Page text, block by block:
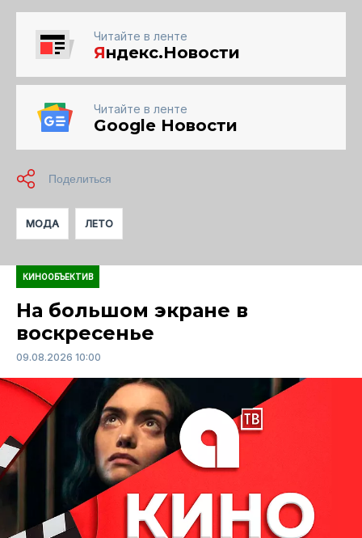
Читайте в ленте
Яндекс.Новости
Читайте в ленте
Google Новости
МОДА ЛЕТО
КИНООБЪЕКТИВ
На большом экране в
воскресенье
09.08.2026 10:00